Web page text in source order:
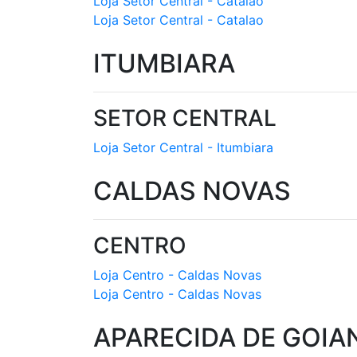
Loja Setor Central - Catalao
ITUMBIARA
SETOR CENTRAL
Loja Setor Central - Itumbiara
CALDAS NOVAS
CENTRO
Loja Centro - Caldas Novas
Loja Centro - Caldas Novas
APARECIDA DE